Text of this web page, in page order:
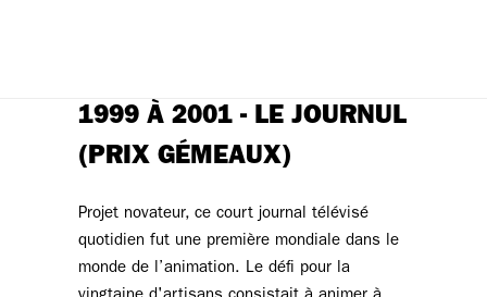
1999 À 2001 - LE JOURNUL
(PRIX GÉMEAUX)
Projet novateur, ce court journal télévisé
quotidien fut une première mondiale dans le
monde de l’animation. Le défi pour la